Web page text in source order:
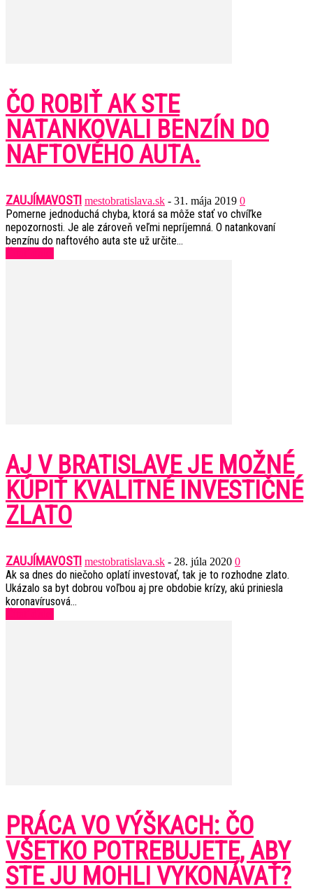
ČO ROBIŤ AK STE
NATANKOVALI BENZÍN DO
NAFTOVÉHO AUTA.
ZAUJÍMAVOSTI mestobratislava.sk - 31. mája 2019 0
Pomerne jednoduchá chyba, ktorá sa môže stať vo chvíľke
nepozornosti. Je ale zároveň veľmi nepríjemná. O natankovaní
benzínu do naftového auta ste už určite...
AJ V BRATISLAVE JE MOŽNÉ
KÚPIŤ KVALITNÉ INVESTIČNÉ
ZLATO
ZAUJÍMAVOSTI mestobratislava.sk - 28. júla 2020 0
Ak sa dnes do niečoho oplatí investovať, tak je to rozhodne zlato.
Ukázalo sa byt dobrou voľbou aj pre obdobie krízy, akú priniesla
koronavírusová...
PRÁCA VO VÝŠKACH: ČO
VŠETKO POTREBUJETE, ABY
STE JU MOHLI VYKONÁVAŤ?